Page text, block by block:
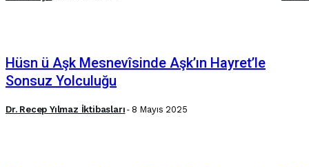
Hüsn ü Aşk Mesnevîsinde Aşk’ın Hayret’le
Sonsuz Yolculuğu
Dr. Recep Yılmaz İktibasları - 8 Mayıs 2025